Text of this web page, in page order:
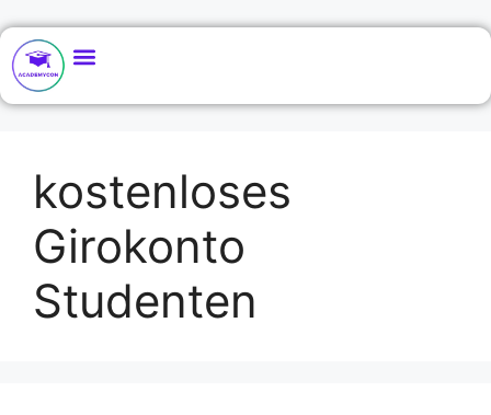
kostenloses
Girokonto
Studenten